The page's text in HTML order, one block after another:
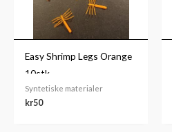
Easy Shrimp Legs Orange
10stk
Syntetiske materialer
kr50